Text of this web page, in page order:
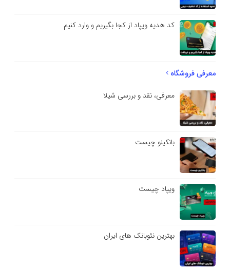
کد هدیه ویپاد از کجا بگیریم و وارد کنیم
معرفی فروشگاه
معرفی، نقد و بررسی شیلا
بانکینو چیست
ویپاد چیست
بهترین نئوبانک های ایران